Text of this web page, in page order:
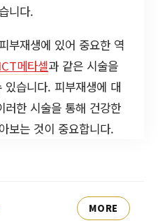
니다.
부재생에 있어 중요한 역
메타셀과 같은 시술을
습니다. 피부재생에 대
한 시술을 통해 건강한
보는 것이 중요합니다.
MORE